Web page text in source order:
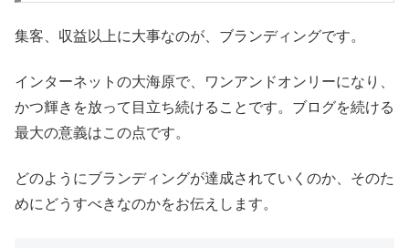
集客、収益以上に大事なのが、ブランディングです。
インターネットの大海原で、ワンアンドオンリーになり、
かつ輝きを放って目立ち続けることです。ブログを続ける
最大の意義はこの点です。
どのようにブランディングが達成されていくのか、そのた
めにどうすべきなのかをお伝えします。